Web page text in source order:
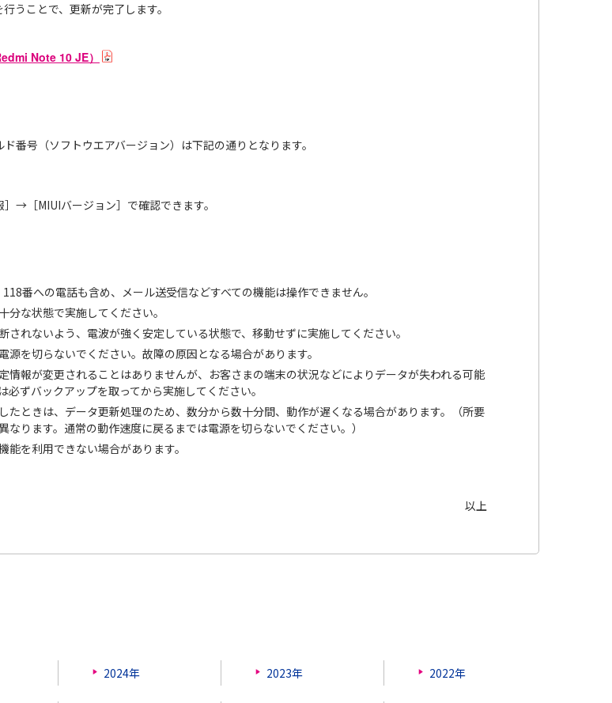
うことで、更新が完了します。
Note 10 JE）
番号（ソフトウエアバージョン）は下記の通りとなります。
→［MIUIバージョン］で確認できます。
番への電話も含め、メール送受信などすべての機能は操作できません。
な状態で実施してください。
されないよう、電波が強く安定している状態で、移動せずに実施してください。
源を切らないでください。故障の原因となる場合があります。
情報が変更されることはありませんが、お客さまの端末の状況などによりデータが失われる可能
ずバックアップを取ってから実施してください。
たときは、データ更新処理のため、数分から数十分間、動作が遅くなる場合があります。（所要
ります。通常の動作速度に戻るまでは電源を切らないでください。）
を利用できない場合があります。
以上
2024年 2023年 2022年